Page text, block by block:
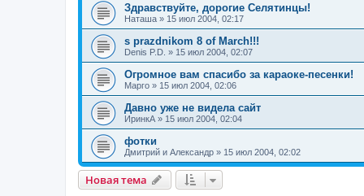
Здравствуйте, дорогие Селятинцы!
Наташа » 15 июл 2004, 02:17
s prazdnikom 8 of March!!!
Denis P.D. » 15 июл 2004, 02:07
Огромное вам спасибо за караоке-песенки!
Марго » 15 июл 2004, 02:06
Давно уже не видела сайт
ИринкА » 15 июл 2004, 02:04
фотки
Дмитрий и Александр » 15 июл 2004, 02:02
Новая тема